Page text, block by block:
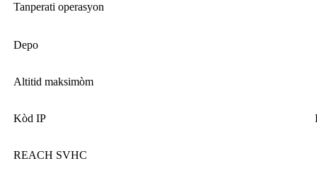
Tanperati operasyon
Depo
Altitid maksimòm
Kòd IP
REACH SVHC